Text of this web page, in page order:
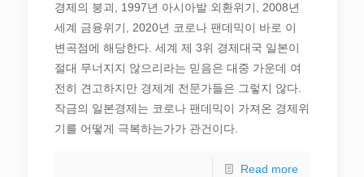
경제의 붕괴, 1997년 아시아발 외환위기, 2008년
세계 금융위기, 2020년 코로나 팬데믹이 바로 이
변곡점에 해당한다. 세계 제 3위 경제대국 일본이
절대 무너지지 않으리라는 믿음은 대중 가운데 여
전히 견고하지만 경제계 전문가들은 그렇지 않다.
작금의 일본경제는 코로나 팬데믹이 가져온 경제위
기를 어떻게 극복하는가가 관건이다.
Read more